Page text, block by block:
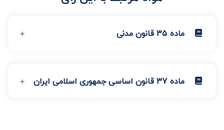
ماده 35 قانون مدنی
ماده 37 قانون اساسی جمهوری اسلامی ایران